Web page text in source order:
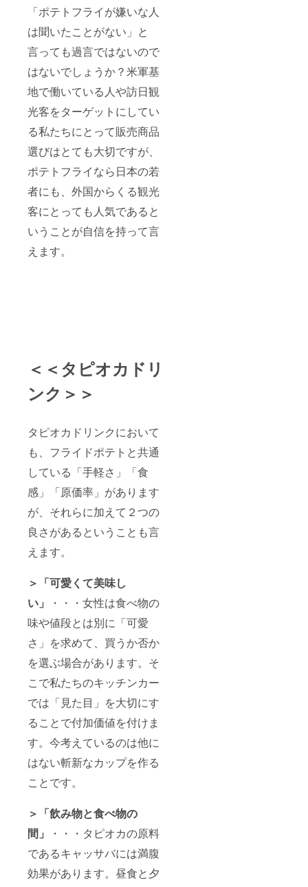
「ポテトフライが嫌いな人
は聞いたことがない」と
言っても過言ではないので
はないでしょうか？米軍基
地で働いている人や訪日観
光客をターゲットにしてい
る私たちにとって販売商品
選びはとても大切ですが、
ポテトフライなら日本の若
者にも、外国からくる観光
客にとっても人気であると
いうことが自信を持って言
えます。
＜＜タピオカドリ
ンク＞＞
タピオカドリンクにおいて
も、フライドポテトと共通
している「手軽さ」「食
感」「原価率」があります
が、それらに加えて２つの
良さがあるということも言
えます。
＞「可愛くて美味し
い」
・・・女性は食べ物の
味や値段とは別に「可愛
さ」を求めて、買うか否か
を選ぶ場合があります。そ
こで私たちのキッチンカー
では「見た目」を大切にす
ることで付加価値を付けま
す。今考えているのは他に
はない斬新なカップを作る
ことです。
＞「飲み物と食べ物の
間」
・・・タピオカの原料
であるキャッサバには満腹
効果があります。昼食と夕